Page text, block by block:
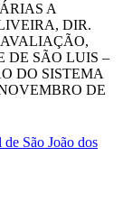
A
DIR.
AVALIAÇÃO,
DE SÃO LUIS –
DO SISTEMA
DE